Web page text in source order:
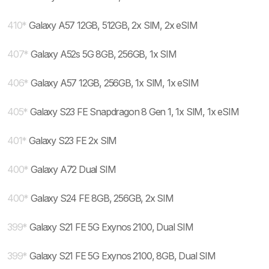
410* Galaxy A57 12GB, 512GB, 2x SIM, 2x eSIM
407* Galaxy A52s 5G 8GB, 256GB, 1x SIM
406* Galaxy A57 12GB, 256GB, 1x SIM, 1x eSIM
405* Galaxy S23 FE Snapdragon 8 Gen 1, 1x SIM, 1x eSIM
401* Galaxy S23 FE 2x SIM
400* Galaxy A72 Dual SIM
400* Galaxy S24 FE 8GB, 256GB, 2x SIM
399* Galaxy S21 FE 5G Exynos 2100, Dual SIM
399* Galaxy S21 FE 5G Exynos 2100, 8GB, Dual SIM